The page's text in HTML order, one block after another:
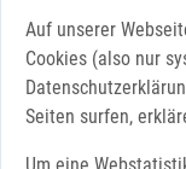
Auf unserer
Cookies (also nur
Seiten surfen,
Login
Login
Tracking